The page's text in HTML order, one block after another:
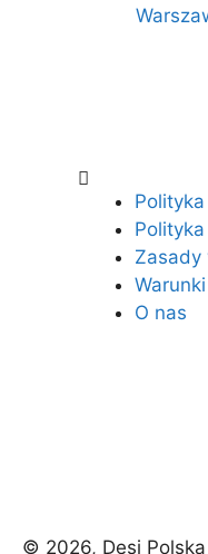
Zasady
Warunki
O nas
© 2026, Desi